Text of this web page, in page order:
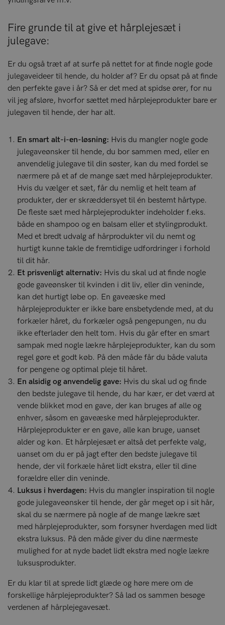
Fire grunde til at give et hårplejesæt i
julegave:
Er du også træt af at surfe på nettet for at finde nogle gode
julegaveideer til hende, du holder af? Er du opsat på at finde
den perfekte gave i år? Så er det med at spidse ører, for nu
vil jeg afsløre, hvorfor sættet med hårplejeprodukter bare er
julegaven til hende, der har alt.
En smart alt-i-en-løsning: Hvis du mangler nogle gode
julegaveønsker til hende, du bor sammen med, eller en
anvendelig julegave til din søster, kan du med fordel se
nærmere på et af de mange sæt med hårplejeprodukter.
Hvis du vælger et sæt, får du nemlig et helt team af
produkter, der er skræddersyet til én bestemt hårtype.
De fleste sæt med hårplejeprodukter indeholder f.eks.
både en shampoo og en balsam eller et stylingprodukt.
Med et bredt udvalg af hårprodukter vil du nemt og
hurtigt kunne takle de fremtidige udfordringer i forhold
til dit hår.
Et prisvenligt alternativ: Hvis du skal ud at finde nogle
gode gaveønsker til kvinden i dit liv, eller din veninde,
kan det hurtigt løbe op. En gaveæske med
hårplejeprodukter er ikke bare ensbetydende med, at du
forkæler håret, du forkæler også pengepungen, nu du
ikke efterlader den helt tom. Hvis du går efter en smart
sampak med nogle lækre hårplejeprodukter, kan du som
regel gøre et godt køb. På den måde får du både valuta
for pengene og optimal pleje til håret.
En alsidig og anvendelig gave: Hvis du skal ud og finde
den bedste julegave til hende, du har kær, er det værd at
vende blikket mod en gave, der kan bruges af alle og
enhver, såsom en gaveæske med hårplejeprodukter.
Hårplejeprodukter er en gave, alle kan bruge, uanset
alder og køn. Et hårplejesæt er altså det perfekte valg,
uanset om du er på jagt efter den bedste julegave til
hende, der vil forkæle håret lidt ekstra, eller til dine
forældre eller din veninde.
Luksus i hverdagen: Hvis du mangler inspiration til nogle
gode julegaveønsker til hende, der går meget op i sit hår,
skal du se nærmere på nogle af de mange lækre sæt
med hårplejeprodukter, som forsyner hverdagen med lidt
ekstra luksus. På den måde giver du dine nærmeste
mulighed for at nyde badet lidt ekstra med nogle lækre
luksusprodukter.
Er du klar til at sprede lidt glæde og høre mere om de
forskellige hårplejeprodukter? Så lad os sammen besøge
verdenen af hårplejegavesæt.